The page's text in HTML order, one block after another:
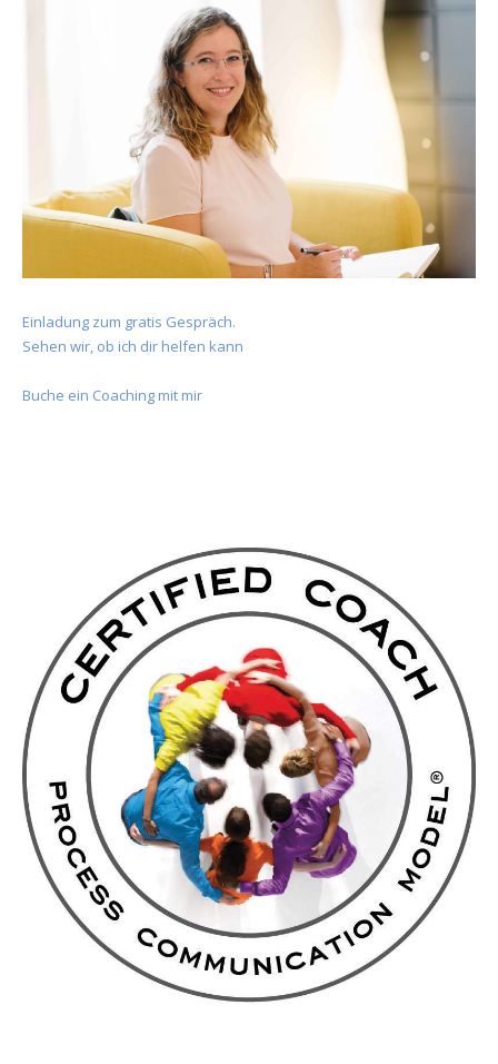
Einladung zum gratis Gespräch.
Sehen wir, ob ich dir helfen kann
Buche ein Coaching mit mir